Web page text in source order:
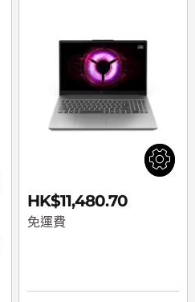
HK$11,480.70
免運費